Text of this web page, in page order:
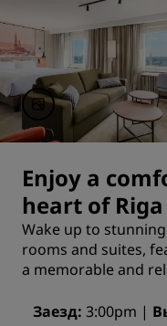
Enjoy a
heart of Riga
Wake up to
rooms and suites,
a memorable and
Заезд 3:00pm